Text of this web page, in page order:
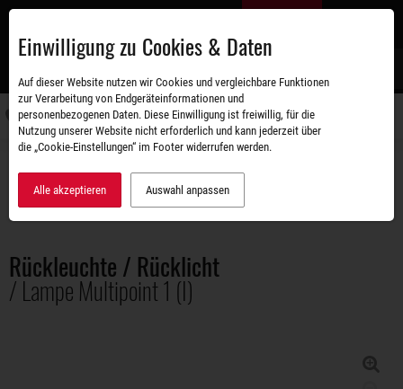
Zum
Rückleuchte / Rücklicht / Lampe Multipoint 1 (I)
Rückleuchte / Rücklicht
/ Lampe Multipoint 1 (I)
Einwilligung zu Cookies & Daten
Auf dieser Website nutzen wir Cookies und vergleichbare Funktionen
zur Verarbeitung von Endgeräteinformationen und
personenbezogenen Daten. Diese Einwilligung ist freiwillig, für die
Nutzung unserer Website nicht erforderlich und kann jederzeit über
die „Cookie-Einstellungen“ im Footer widerrufen werden.
Alle akzeptieren Auswahl anpassen